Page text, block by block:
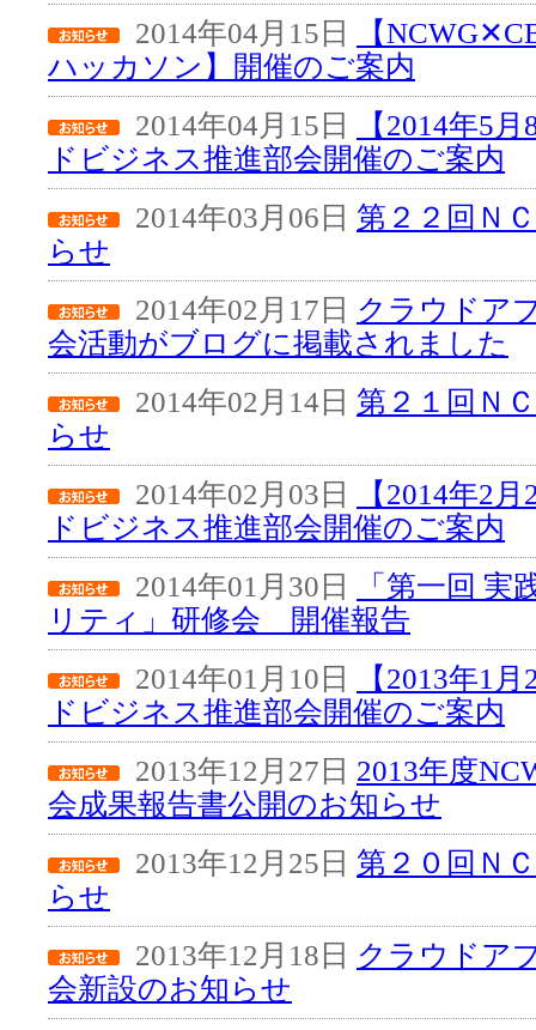
2014年04月15日
【
ハッカソン】開催のご案内
2014年04月15日
【2014年5
ドビジネス推進部会開催のご案内
2014年03月06日 第２２回Ｎ
らせ
2014年02月17日 クラウドア
会活動がブログに掲載されました
2014年02月14日 第２１回Ｎ
らせ
2014年02月03日
【2014年2
ドビジネス推進部会開催のご案内
2014年01月30日
「第一回
リティ」研修会 開催報告
2014年01月10日
【2013年1
ドビジネス推進部会開催のご案内
2013年12月27日 2013年度
会成果報告書公開のお知らせ
2013年12月25日 第２０回Ｎ
らせ
2013年12月18日 クラウドア
会新設のお知らせ